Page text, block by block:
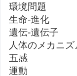
環境問題
生命-進化
遺伝-遺伝子
人体のメカニズ
五感
運動